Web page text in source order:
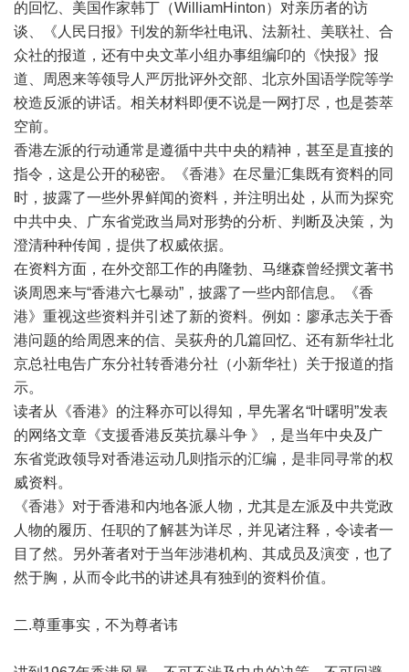
的回忆、美国作家韩丁（WilliamHinton）对亲历者的访
谈、《人民日报》刊发的新华社电讯、法新社、美联社、合
众社的报道，还有中央文革小组办事组编印的《快报》报
道、周恩来等领导人严厉批评外交部、北京外国语学院等学
校造反派的讲话。相关材料即便不说是一网打尽，也是荟萃
空前。
香港左派的行动通常是遵循中共中央的精神，甚至是直接的
指令，这是公开的秘密。《香港》在尽量汇集既有资料的同
时，披露了一些外界鲜闻的资料，并注明出处，从而为探究
中共中央、广东省党政当局对形势的分析、判断及决策，为
澄清种种传闻，提供了权威依据。
在资料方面，在外交部工作的冉隆勃、马继森曾经撰文著书
谈周恩来与“香港六七暴动” ，披露了一些内部信息。《香
港》重视这些资料并引述了新的资料。例如：廖承志关于香
港问题的给周恩来的信、吴荻舟的几篇回忆、还有新华社北
京总社电告广东分社转香港分社（小新华社）关于报道的指
示。
读者从《香港》的注释亦可以得知，早先署名“叶曙明”发表
的网络文章《支援香港反英抗暴斗争 》，是当年中央及广
东省党政领导对香港运动几则指示的汇编，是非同寻常的权
威资料。
《香港》对于香港和内地各派人物，尤其是左派及中共党政
人物的履历、任职的了解甚为详尽，并见诸注释，令读者一
目了然。另外著者对于当年涉港机构、其成员及演变，也了
然于胸，从而令此书的讲述具有独到的资料价值。
二.尊重事实，不为尊者讳